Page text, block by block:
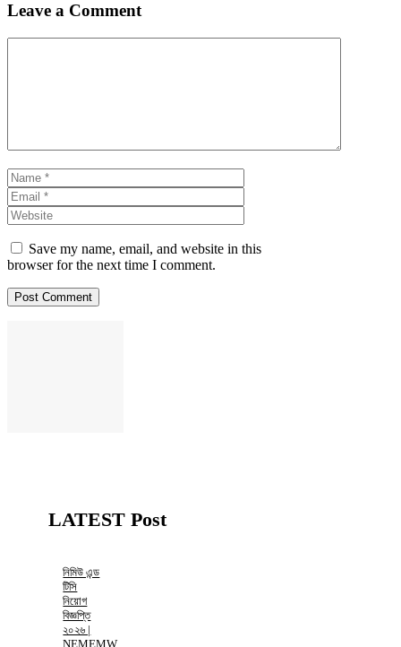
Leave a Comment
Name
Save my name, email, and website in this
browser for the next time I comment.
LATEST Post
নিমিউ এন্ড
টিসি
নিয়োগ
বিজ্ঞপ্তি
২০২৬ |
NEMEMW